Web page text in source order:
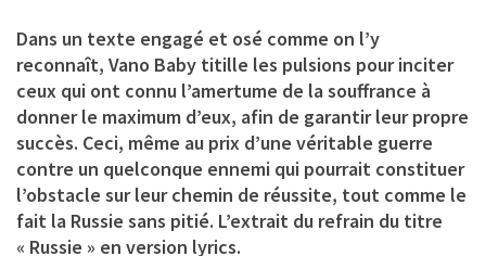
Dans un texte engagé et osé comme on l’y
reconnaît, Vano Baby titille les pulsions pour inciter
ceux qui ont connu l’amertume de la souffrance à
donner le maximum d’eux, afin de garantir leur propre
succès. Ceci, même au prix d’une véritable guerre
contre un quelconque ennemi qui pourrait constituer
l’obstacle sur leur chemin de réussite, tout comme le
fait la Russie sans pitié. L’extrait du refrain du titre
« Russie » en version lyrics.